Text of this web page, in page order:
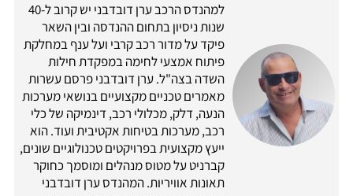
למהנדס הרכב ערן דובדבני יש קרוב ל-40
שנות ניסיון בתחום ההנדסה ובין השאר
פיקד על מדור רכב קרבי ועל ענף במחלקת
פיתוח אמצעי לחימה במפקדת חילות
השדה בצה"ל. ערן דובדבני פרסם עשרות
מאמרים טכניים מקצועיים בנושאי מערכות
הנעה, דלק, מכלולי רכב, דינמיקה של כלי
רכב, מערכות בטיחות אקטיבית ועוד. הוא
ייעץ מקצועית בפרויקטים טכנולוגיים שונים,
קברניט על מטוס מנהלים ומוסמך כחוקר
תאונות אוויריות. המהנדס ערן דובדבני